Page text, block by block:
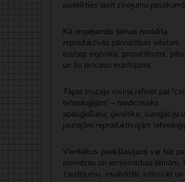
pieteikties lasīt ziņojumu
Kā iespējamās tēmas norādīta
reproduktīvās pārvaldības vēsture,
tostarp eigēnika, pronatālisms,
un šo procesu mantojums.
Tāpat muzejs rosina referēt par
tehnoloģijām” – medicīnisko
apaugļošanu, ģenētiku, surogāciju
jaunajām reproduktīvajām
Vienlaikus priekšlasījumi var būt
pieredzes un iemiesotības tēmām,
zaudējumu, invaliditāti, intimitāti un